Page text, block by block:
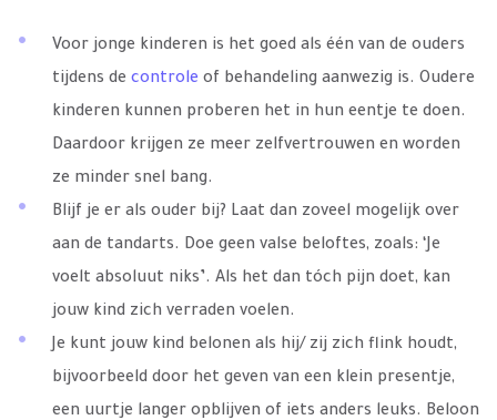
Voor jonge kinderen is het goed als één van de ouders
tijdens de controle of behandeling aanwezig is. Oudere
kinderen kunnen proberen het in hun eentje te doen.
Daardoor krijgen ze meer zelfvertrouwen en worden
ze minder snel bang.
Blijf je er als ouder bij? Laat dan zoveel mogelijk over
aan de tandarts. Doe geen valse beloftes, zoals: ‘Je
voelt absoluut niks’. Als het dan tóch pijn doet, kan
jouw kind zich verraden voelen.
Je kunt jouw kind belonen als hij/ zij zich flink houdt,
bijvoorbeeld door het geven van een klein presentje,
een uurtje langer opblijven of iets anders leuks. Beloon